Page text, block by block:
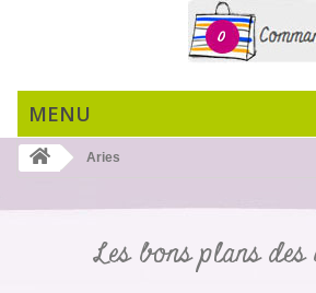
0
MENU
Aries
Les bons plans des